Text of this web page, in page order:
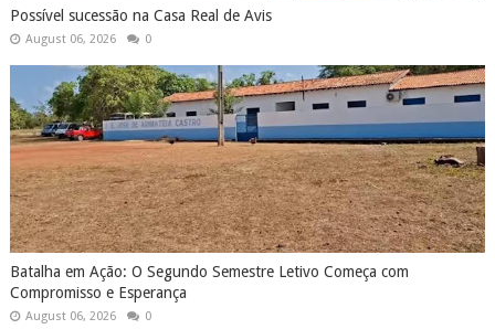
Possível sucessão na Casa Real de Avis
August 06, 2026 0
Batalha em Ação: O Segundo Semestre Letivo Começa com
Compromisso e Esperança
August 06, 2026 0